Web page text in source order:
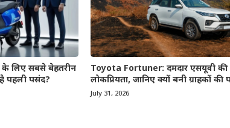
के लिए सबसे बेहतरीन
है पहली पसंद?
Toyota Fortuner: दमदार एसयूवी की
लोकप्रियता, जानिए क्यों बनी ग्राहकों
July 31, 2026